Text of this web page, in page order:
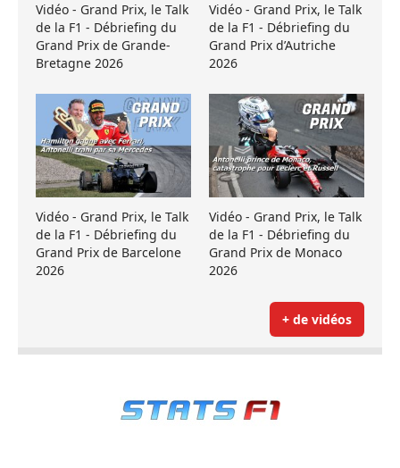
Vidéo - Grand Prix, le Talk
de la F1 - Débriefing du
Grand Prix de Grande-
Bretagne 2026
Vidéo - Grand Prix, le Talk
de la F1 - Débriefing du
Grand Prix d’Autriche
2026
Vidéo - Grand Prix, le Talk
de la F1 - Débriefing du
Grand Prix de Barcelone
2026
Vidéo - Grand Prix, le Talk
de la F1 - Débriefing du
Grand Prix de Monaco
2026
+ de vidéos